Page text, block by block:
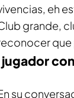
eh
grande,
que
su